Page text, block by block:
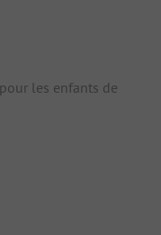
les enfants de